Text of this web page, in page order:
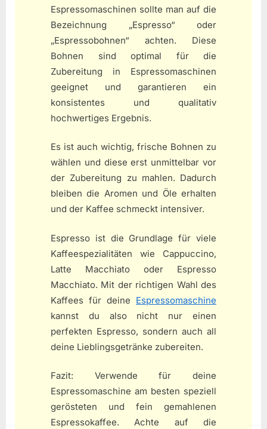
Espressomaschinen sollte man auf die
Bezeichnung „Espresso“ oder
„Espressobohnen“ achten. Diese
Bohnen sind optimal für die
Zubereitung in Espressomaschinen
geeignet und garantieren ein
konsistentes und qualitativ
hochwertiges Ergebnis.
Es ist auch wichtig, frische Bohnen zu
wählen und diese erst unmittelbar vor
der Zubereitung zu mahlen. Dadurch
bleiben die Aromen und Öle erhalten
und der Kaffee schmeckt intensiver.
Espresso ist die Grundlage für viele
Kaffeespezialitäten wie Cappuccino,
Latte Macchiato oder Espresso
Macchiato. Mit der richtigen Wahl des
Kaffees für deine Espressomaschine
kannst du also nicht nur einen
perfekten Espresso, sondern auch all
deine Lieblingsgetränke zubereiten.
Fazit: Verwende für deine
Espressomaschine am besten speziell
gerösteten und fein gemahlenen
Espressokaffee. Achte auf die